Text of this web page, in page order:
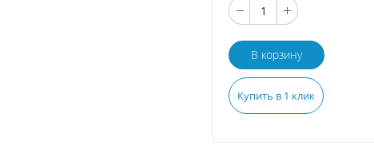
В корзину
Купить в 1 клик